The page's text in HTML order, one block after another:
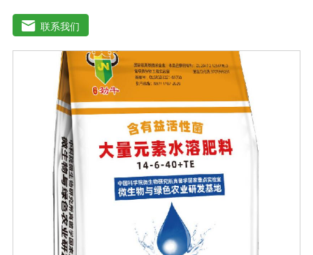
规模繁殖，在植物根系周围形成有利的种群，防止其他有
害细菌的生命活动，分解土壤有机物，促进土壤颗粒的形
成，通过有益细菌的活性疏松土壤好地调节土壤疏松、肥
料、肥料、水、水、透气性，分解土壤中的农药残留，避
免农药残留对下一季度的作物造成损害。根系排放的有害
物质也能分解植物的生长过程。微生物菌肥的外部条件包
括温度、土壤湿度、土壤养分、光照强度和土壤酸碱度，
当微生物菌肥的数量和强度合适时，微生物菌肥可以发挥
正常作用。只有在适当的外部条件下，微生物菌肥才能发
挥正常作用。菌株繁殖较大，新陈代谢产生有利于植物生
长的元素，从而提高土壤肥力。空气中的氮可以部分利
用，通过有益细菌的生长代谢产生相应的酶和酸，分解土
壤中不溶性的磷和钾肥，成为植物可以吸收的磷和钾肥，
可以大大提高作物对肥料的利用率。在释放磷和钾的同
时，它还可以促进土壤中微量元素的释放和作物的利用，
同时，有益的细菌可以代谢多种植物所需的物质，如小分
子氨基酸、生长刺激物、维生素等。
联系我们